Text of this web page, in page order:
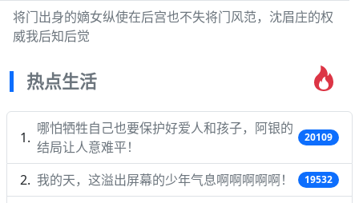
将门出身的嫡女纵使在后宫也不失将门风范，沈眉庄的权
威我后知后觉
热点生活
哪怕牺牲自己也要保护好爱人和孩子，阿银的
结局让人意难平！
20109
我的天，这溢出屏幕的少年气息啊啊啊啊啊！ 19532